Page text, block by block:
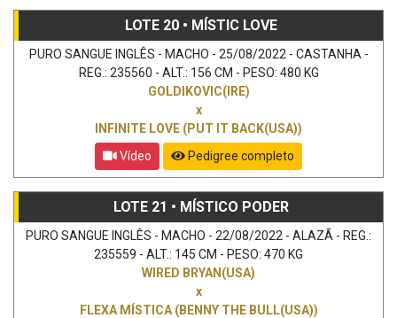
LOTE 20 • MÍSTIC LOVE
PURO SANGUE INGLÊS - MACHO - 25/08/2022 - CASTANHA -
REG.: 235560 - ALT.: 156 CM - PESO: 480 KG
GOLDIKOVIC(IRE)
x
INFINITE LOVE (PUT IT BACK(USA))
Vídeo
Pedigree completo
LOTE 21 • MÍSTICO PODER
PURO SANGUE INGLÊS - MACHO - 22/08/2022 - ALAZÃ - REG.:
235559 - ALT.: 145 CM - PESO: 470 KG
WIRED BRYAN(USA)
x
FLEXA MÍSTICA (BENNY THE BULL(USA))